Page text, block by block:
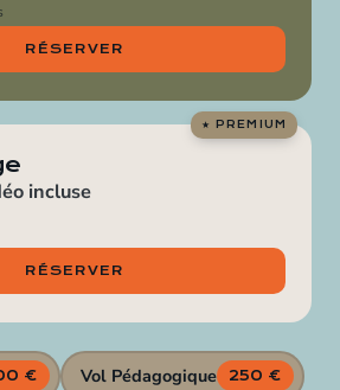
RÉSERVER
incluse
RÉSERVER
€ Vol Pédagogique 250 €